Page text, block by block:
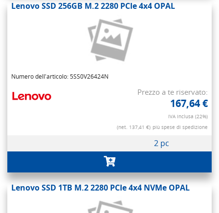
Lenovo SSD 256GB M.2 2280 PCIe 4x4 OPAL
Numero dell'articolo: 5SS0V26424N
Prezzo a te riservato:
167,64 €
IVA inclusa (22%)
(net. 137,41 €) più spese di spedizione
2 pc
Lenovo SSD 1TB M.2 2280 PCIe 4x4 NVMe OPAL